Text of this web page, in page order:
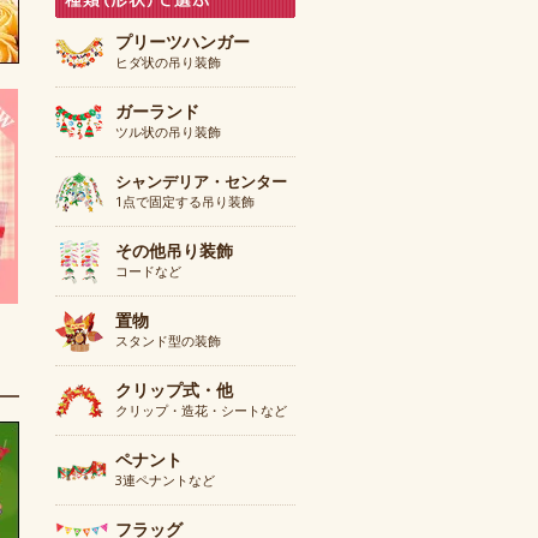
プリーツハンガー
ヒダ状の吊り装飾
ガーランド
ツル状の吊り装飾
シャンデリア・センター
1点で固定する吊り装飾
その他吊り装飾
コードなど
置物
スタンド型の装飾
クリップ式・他
クリップ・造花・シートなど
ペナント
3連ペナントなど
フラッグ